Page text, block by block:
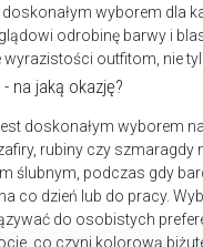
wyborem dla
odrobinę barwy i
wyrazistości outfitom, nie
na jaką okazję?
doskonałym wyborem
rubiny czy szmaragdy
ślubnym, podczas gdy
co dzień lub do pracy.
do osobistych
co czyni kolorową